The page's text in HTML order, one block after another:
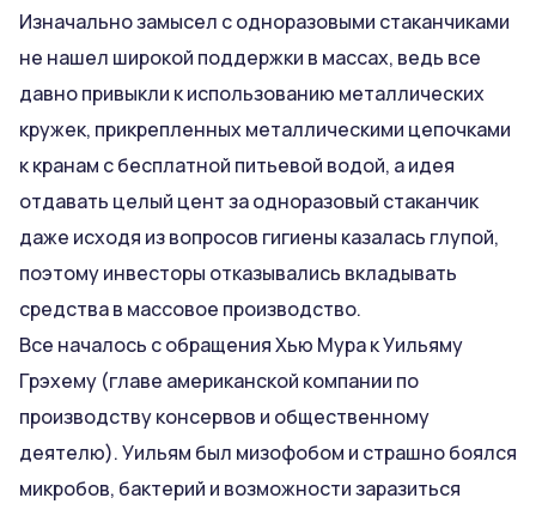
Изначально замысел с одноразовыми стаканчиками
не нашел широкой поддержки в массах, ведь все
давно привыкли к использованию металлических
кружек, прикрепленных металлическими цепочками
к кранам с бесплатной питьевой водой, а идея
отдавать целый цент за одноразовый стаканчик
даже исходя из вопросов гигиены казалась глупой,
поэтому инвесторы отказывались вкладывать
средства в массовое производство.
Все началось с обращения Хью Мура к Уильяму
Грэхему (главе американской компании по
производству консервов и общественному
деятелю). Уильям был мизофобом и страшно боялся
микробов, бактерий и возможности заразиться